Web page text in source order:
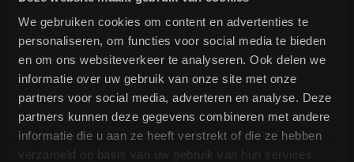
We gebruiken cookies om content en advertenties te
personaliseren, om functies voor social media te bieden
en om ons websiteverkeer te analyseren. Ook delen we
informatie over uw gebruik van onze site met onze
partners voor social media, adverteren en analyse. Deze
partners kunnen deze gegevens combineren met andere
informatie die u aan ze heeft verstrekt of die ze hebben
verzameld op basis van uw gebruik van hun services.
Wat zijn de huisregels?
Algemeen
· Burgerweeshuis is een plek voor iedereen, waar
iedereen welkom is. Wij doen ons best om voor iedereen,
zowel bezoekers als medewerkers, een veilige en prettige
uitgaansgelegenheid te zijn.
· Instructies van medewerkers of ingehuurde krachten